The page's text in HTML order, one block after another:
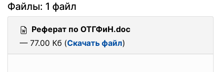
Файлы: 1 файл
Реферат по ОТГФиН.doc
— 77.00 Кб (Скачать файл)